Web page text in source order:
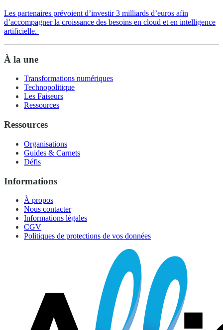
Les partenaires prévoient d’investir 3 milliards d’euros afin
d’accompagner la croissance des besoins en cloud et en intelligence
artificielle.
À la une
Transformations numériques
Technopolitique
Les Faiseurs
Ressources
Ressources
Organisations
Guides & Carnets
Défis
Informations
À propos
Nous contacter
Informations légales
CGV
Politiques de protections de vos données